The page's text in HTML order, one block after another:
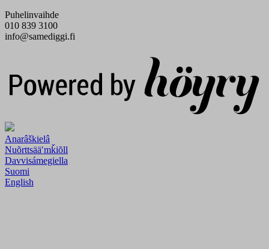
Puhelinvaihde
010 839 3100
info@samediggi.fi
Anarâškielâ
Nuõrttsääʹmǩiõll
Davvisámegiella
Suomi
English